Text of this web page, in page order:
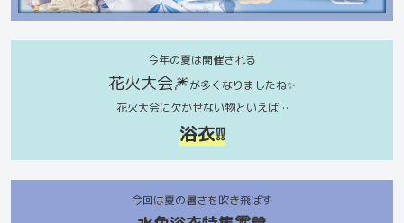
今年の夏は開催される
花火大会🎆が多くなりましたね✨
花火大会に欠かせない物といえば…
浴衣❕❕
今回は夏の暑さを吹き飛ばす